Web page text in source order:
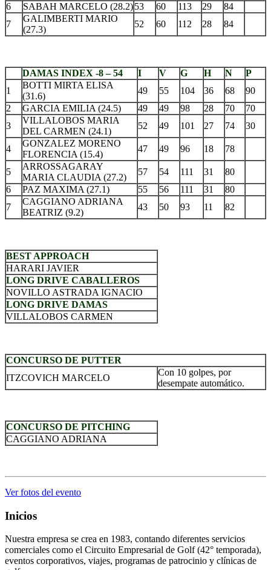
6
SABAH MARCELO (28.2)53 60 113 29
84
7
GALIMBERTI MARIO
(27.3)
52 60 112 28 84
DAMAS INDEX -8 – 54 I V G H N
P
1
BOTTI MIRTA ELISA
(31.6)
49 55 104 36 68
90
2
GARCIA EMILIA (24.5) 49 49 98 28 70
70
3
VILLALOBOS MARIA
DEL CARMEN (24.1)
52 49 101 27 74 30
4
GONZALEZ MORENO
FLORENCIA (15.4)
47 49 96 18 78
5
ARROSSAGARAY
MARIA CLAUDIA (27.2)
57 54 111 31
80
6
PAZ MAXIMA (27.1) 55 56 111 31
80
7
CAGGIANO ADRIANA
BEATRIZ (9.2)
43 50 93 11 82
BEST APPROACH
HARARI JAVIER
LONG DRIVE CABALLEROS
NOVILLO ASTRADA IGNACIO
LONG DRIVE DAMAS
VILLALOBOS CARMEN
CONCURSO DE PUTTER
ITZCOVICH MARCELO
Con 10 golpes, por
desempate automático.
CONCURSO DE PITCHING
CAGGIANO ADRIANA
Ver fotos del evento
Inicios
Nuestra empresa se crea en 1983, contando diferentes servicios
comerciales como el Circuito Empresarial de Golf (42° temporada),
eventos corporativos, viajes, programas de patrocinio y clínicas de